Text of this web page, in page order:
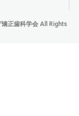
正歯科学会 All Rights